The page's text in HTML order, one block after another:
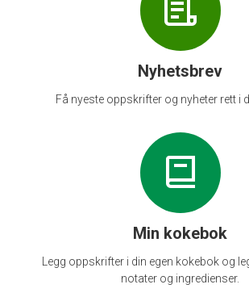
Nyhetsbrev
Få nyeste oppskrifter og nyheter rett i
Min kokebok
Legg oppskrifter i din egen kokebok og
notater og ingredienser.